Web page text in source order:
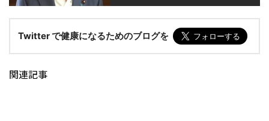
Twitter で健康になるためのブログを
関連記事